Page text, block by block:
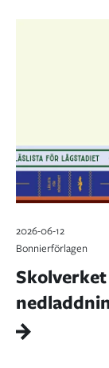
2026-06-12
Bonnierförlagen